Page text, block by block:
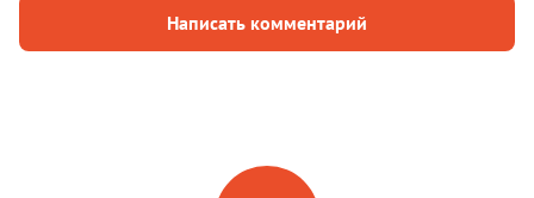
Написать комментарий